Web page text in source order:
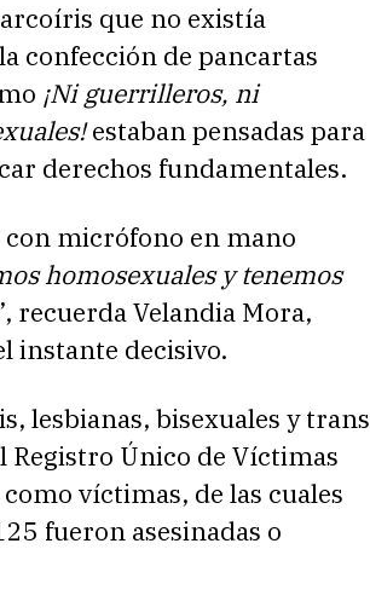
que no existía
confección de pancartas
¡Ni guerrilleros, ni
estaban pensadas para
derechos fundamentales.
con micrófono en mano
homosexuales y tenemos
recuerda Velandia Mora,
instante decisivo.
lesbianas, bisexuales y trans
Registro Único de Víctimas
víctimas, de las cuales
fueron asesinadas o